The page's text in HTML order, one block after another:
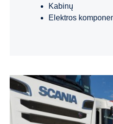
Kabinų
Elektros